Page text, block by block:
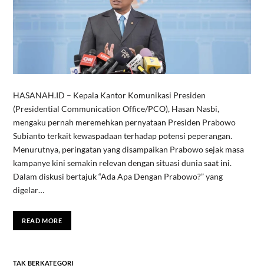
HASANAH.ID – Kepala Kantor Komunikasi Presiden
(Presidential Communication Office/PCO), Hasan Nasbi,
mengaku pernah meremehkan pernyataan Presiden Prabowo
Subianto terkait kewaspadaan terhadap potensi peperangan.
Menurutnya, peringatan yang disampaikan Prabowo sejak masa
kampanye kini semakin relevan dengan situasi dunia saat ini.
Dalam diskusi bertajuk “Ada Apa Dengan Prabowo?” yang
digelar…
READ MORE
TAK BERKATEGORI